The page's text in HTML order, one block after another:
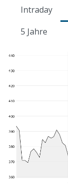
Intraday
5 Jahre